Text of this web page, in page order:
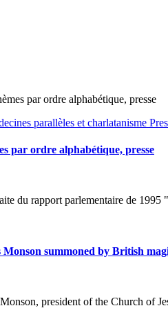
par ordre alphabétique, presse
parallèles et charlatanisme
par ordre alphabétique, presse
du rapport parlementaire de 1995
summoned by British
president of the Church of